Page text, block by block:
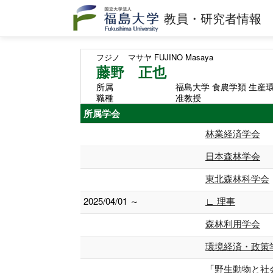
教員・研究者情報
フジノ マサヤ FUJINO Masaya
藤野 正也
所属
福島大学 食農学類 生産
職種
准教授
所属学会
林業経済学会
日本森林学会
東北森林科学会
2025/04/01 ～
∟ 理事
森林利用学会
環境経済・政策
「野生動物と